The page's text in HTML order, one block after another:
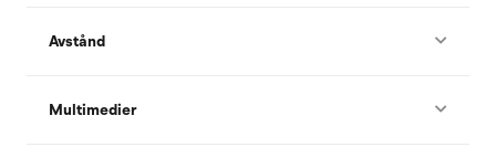
Avstånd
Multimedier